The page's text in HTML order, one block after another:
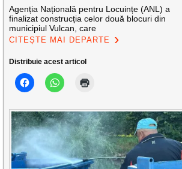
Agenția Națională pentru Locuințe (ANL) a
finalizat construcția celor două blocuri din
municipiul Vulcan, care
CITEȘTE MAI DEPARTE
Distribuie acest articol